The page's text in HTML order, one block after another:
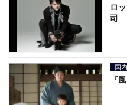
ロ
司
国
『